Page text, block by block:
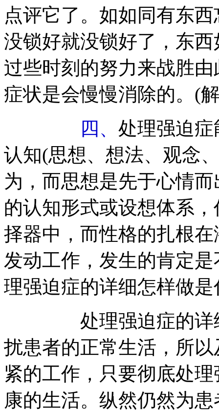
点评它了。如如同有东
没锁好就没锁好了，东
过些时刻的努力来战胜
症状是会慢慢消除的。(
四、 处理强迫
认知(思想、想法、观念
为，而思想是先于心情
的认知形式或设想体系
择器中，而性格的扎根
发动工作，发生的肯定
理强迫症的详细怎样做是
处理强迫症的详细
扰患者的正常生活，所
紧的工作，只要彻底处
康的生活。纵然仍然为